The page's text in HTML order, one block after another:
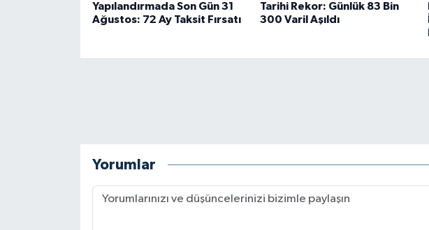
Yapılandırmada Son Gün 31
Ağustos: 72 Ay Taksit Fırsatı
Tarihi Rekor: Günlük 83 Bin
300 Varil Aşıldı
Yorumlar